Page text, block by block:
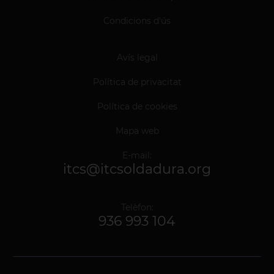
Condicions d'ús
Avís legal
Política de privacitat
Política de cookies
Mapa web
E-mail:
itcs@itcsoldadura.org
Telèfon:
936 993 104